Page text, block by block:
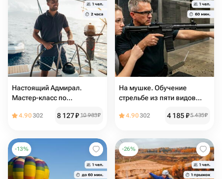
Настоящий Адмирал.
Мастер-класс по
яхтой "Луч"
4.90302 8 127₽ 10 983₽
На мушке. Обучение
стрельбе из пяти видов
4.90302 4 185₽5 435₽
-13% -26%